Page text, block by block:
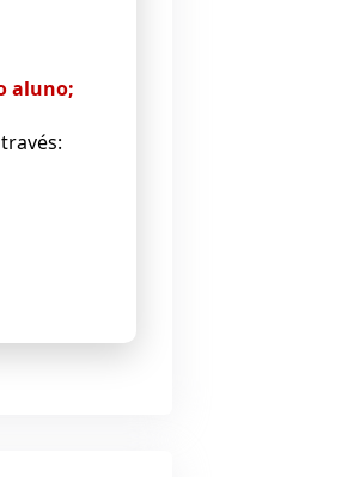
aluno;